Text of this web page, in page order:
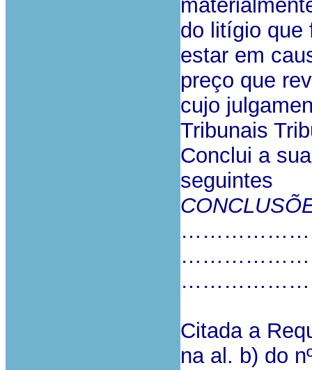
do litígio que
estar em
preço que
cujo
Tribunais
Conclui a
seguintes
Citada a
na al. b) do